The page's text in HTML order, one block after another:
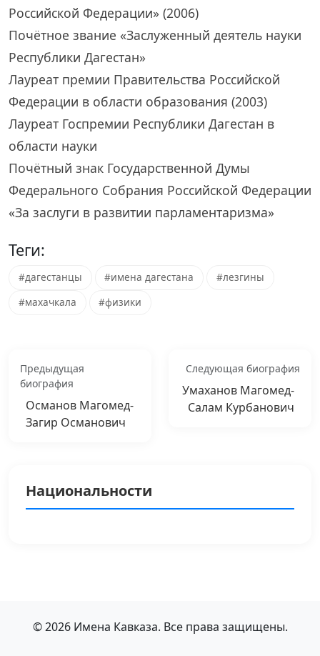
Российской Федерации» (2006)
Почётное звание «Заслуженный деятель науки
Республики Дагестан»
Лауреат премии Правительства Российской
Федерации в области образования (2003)
Лауреат Госпремии Республики Дагестан в
области науки
Почётный знак Государственной Думы
Федерального Собрания Российской Федерации
«За заслуги в развитии парламентаризма»
Теги:
#дагестанцы #имена дагестана
#лезгины
#махачкала
#физики
Предыдущая
биография
Османов Магомед-
Загир Османович
Следующая биография
Умаханов Магомед-
Салам Курбанович
Национальности
© 2026 Имена Кавказа. Все права защищены.